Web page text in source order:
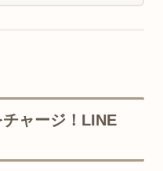
ャージ！LINE